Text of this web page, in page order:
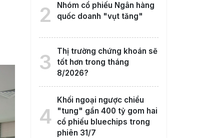
2
Nhóm cổ phiếu Ngân hàng
quốc doanh "vụt tăng"
3
Thị trường chứng khoán sẽ
tốt hơn trong tháng
8/2026?
4
Khối ngoại ngược chiều
"tung" gần 400 tỷ gom hai
cổ phiếu bluechips trong
phiên 31/7